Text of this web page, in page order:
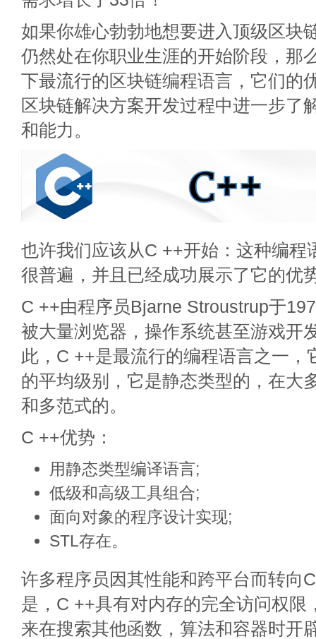
如果你雄心勃勃地想要进入顶级区块
仍然处在你职业生涯的开始阶段，那
下最流行的区块链编程语言，它们的
区块链解决方案开发过程中进一步了
和能力。
也许我们应该从C ++开始：这种编程
很普遍，并且已经成功展示了它的优
C ++由程序员Bjarne Stroustrup于
被大量浏览器，操作系统甚至游戏开
此，C ++是最流行的编程语言之一，
的平均级别，它是静态类型的，在大
和多范式的。
C ++优势：
用静态类型编译语言;
低级和高级工具组合;
面向对象的程序设计实现;
STL存在。
许多程序员因其性能和跨平台而转向
是，C ++具有对内存的完全访问权限
来在搜索其他函数，算法和容器时开